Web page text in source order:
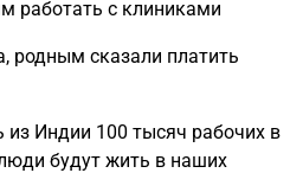
работать с клиниками
родным сказали платить
из Индии 100 тысяч рабочих в
будут жить в наших